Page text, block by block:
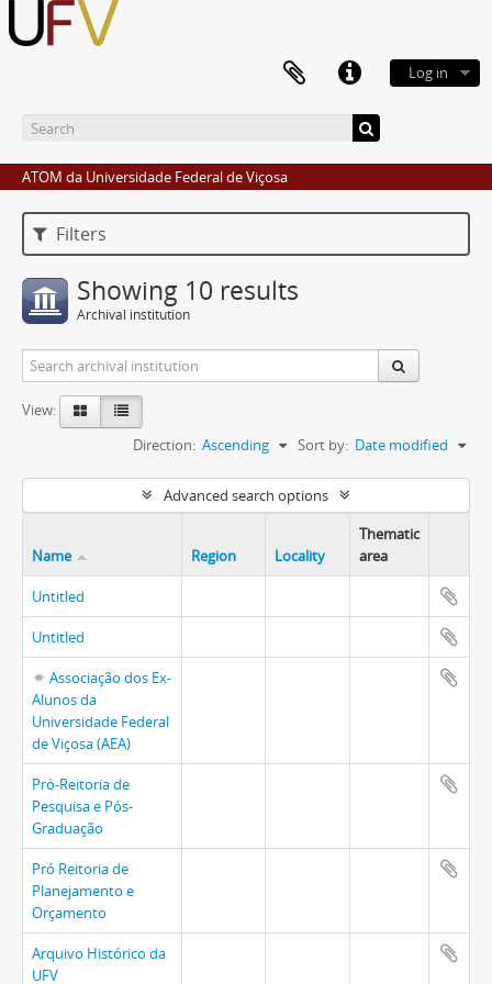
Log in
ATOM da Universidade Federal de Viçosa
Filters
Showing 10 results
Archival institution
View:
Sort by: Date modified
Direction: Ascending
Advanced search options
Name Region Locality
Thematic
area
Untitled
Untitled
Associação dos Ex-
Alunos da
Universidade Federal
de Viçosa (AEA)
Pró-Reitoria de
Pesquisa e Pós-
Graduação
Pró Reitoria de
Planejamento e
Orçamento
Arquivo Histórico da
UFV